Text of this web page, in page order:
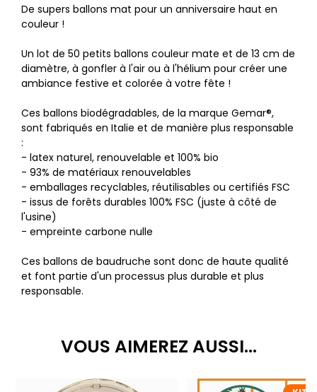
De supers ballons mat pour un anniversaire haut en
couleur !
Un lot de 50 petits ballons couleur mate et de 13 cm de
diamètre, à gonfler à l'air ou à l'hélium pour créer une
ambiance festive et colorée à votre fête !
Ces ballons biodégradables, de la marque Gemar®,
sont fabriqués en Italie et de manière plus responsable
:
- latex naturel, renouvelable et 100% bio
- 93% de matériaux renouvelables
- emballages recyclables, réutilisables ou certifiés FSC
- issus de forêts durables 100% FSC (juste à côté de
l'usine)
- empreinte carbone nulle
Ces ballons de baudruche sont donc de haute qualité
et font partie d'un processus plus durable et plus
responsable.
VOUS AIMEREZ AUSSI...